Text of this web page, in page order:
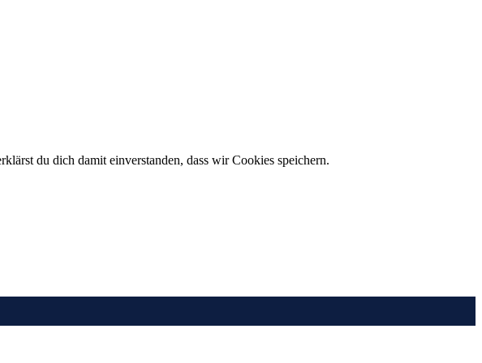
du dich damit einverstanden, dass wir Cookies speichern.